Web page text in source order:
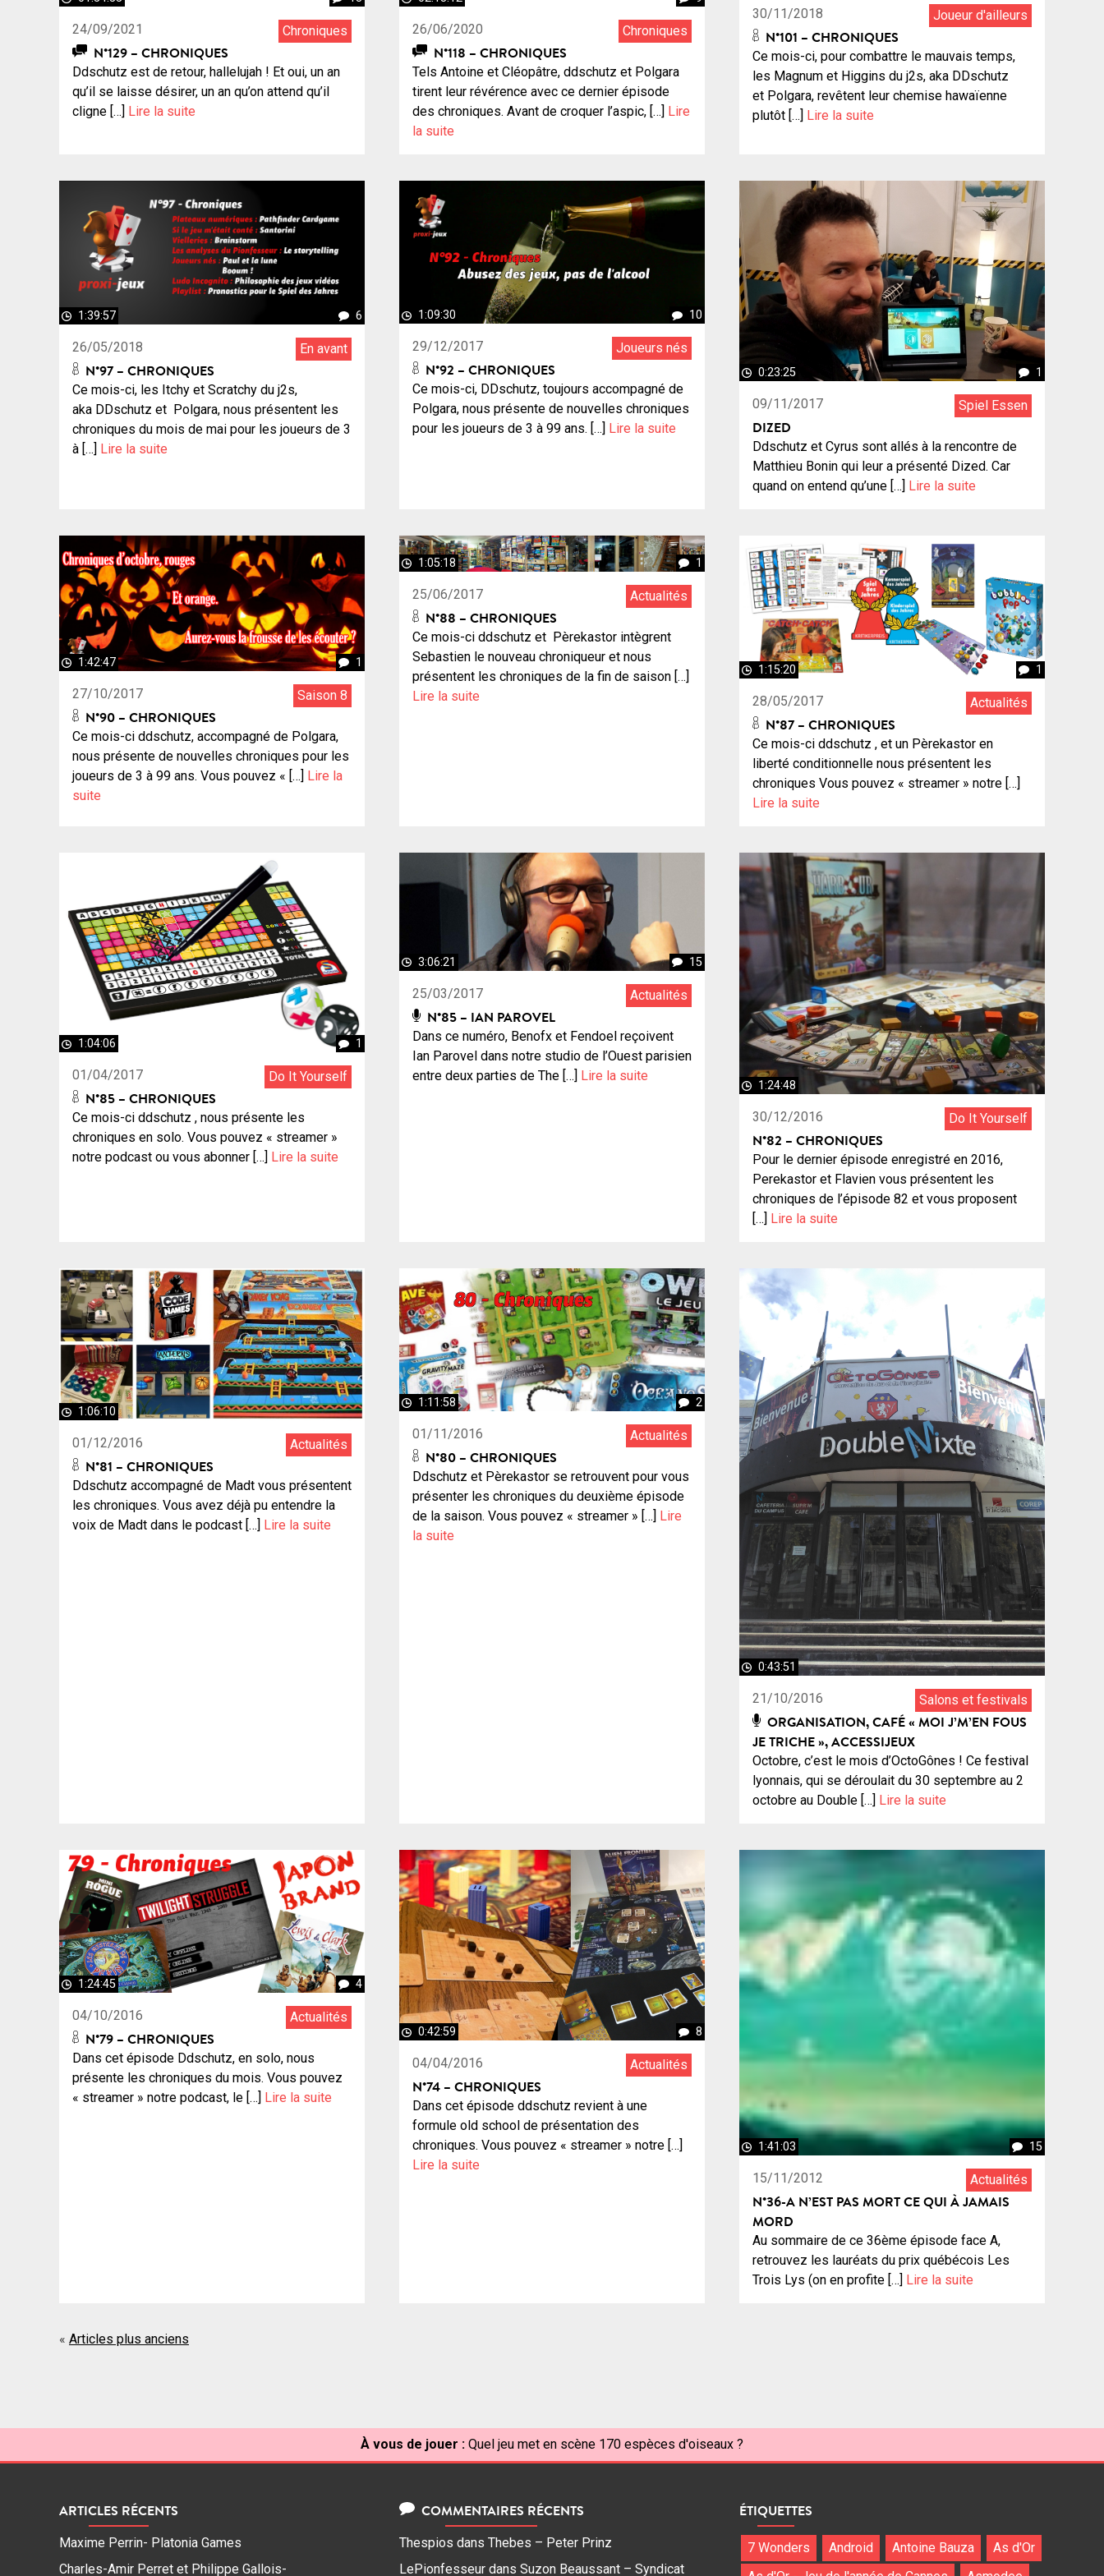
24/09/2021 Chroniques
N°129 – CHRONIQUES
Ddschutz est de retour, hallelujah ! Et oui, un an
qu’il se laisse désirer, un an qu’on attend qu’il
cligne […]
Lire la suite
26/06/2020 Chroniques
N°118 – CHRONIQUES
Tels Antoine et Cléopâtre, ddschutz et Polgara
tirent leur révérence avec ce dernier épisode
des chroniques. Avant de croquer l’aspic, […]
Lire
la suite
30/11/2018 Joueur d'ailleurs
N°101 – CHRONIQUES
Ce mois-ci, pour combattre le mauvais temps,
les Magnum et Higgins du j2s, aka DDschutz
et Polgara, revêtent leur chemise hawaïenne
plutôt […]
Lire la suite
1:39:57 6
26/05/2018 En avant
N°97 – CHRONIQUES
Ce mois-ci, les Itchy et Scratchy du j2s,
aka DDschutz et Polgara, nous présentent les
chroniques du mois de mai pour les joueurs de 3
à […] Lire la suite
1:09:30 10
29/12/2017 Joueurs nés
N°92 – CHRONIQUES
Ce mois-ci, DDschutz, toujours accompagné de
Polgara, nous présente de nouvelles chroniques
pour les joueurs de 3 à 99 ans. […]
Lire la suite
0:23:25 1
09/11/2017 Spiel Essen
DIZED
Ddschutz et Cyrus sont allés à la rencontre de
Matthieu Bonin qui leur a présenté Dized. Car
quand on entend qu’une […] Lire la suite
1:42:47 1
27/10/2017 Saison 8
N°90 – CHRONIQUES
Ce mois-ci ddschutz, accompagné de Polgara,
nous présente de nouvelles chroniques pour les
joueurs de 3 à 99 ans. Vous pouvez « […] Lire la
suite
1:05:18 1
25/06/2017 Actualités
N°88 – CHRONIQUES
Ce mois-ci ddschutz et Pèrekastor intègrent
Sebastien le nouveau chroniqueur et nous
présentent les chroniques de la fin de saison […]
Lire la suite
1:15:20 1
28/05/2017 Actualités
N°87 – CHRONIQUES
Ce mois-ci ddschutz , et un Pèrekastor en
liberté conditionnelle nous présentent les
chroniques Vous pouvez « streamer » notre […]
Lire la suite
1:04:06 1
01/04/2017 Do It Yourself
N°85 – CHRONIQUES
Ce mois-ci ddschutz , nous présente les
chroniques en solo. Vous pouvez « streamer »
notre podcast ou vous abonner […]
Lire la suite
3:06:21 15
25/03/2017 Actualités
N°85 – IAN PAROVEL
Dans ce numéro, Benofx et Fendoel reçoivent
Ian Parovel dans notre studio de l’Ouest parisien
entre deux parties de The […] Lire la suite
1:24:48
30/12/2016 Do It Yourself
N°82 – CHRONIQUES
Pour le dernier épisode enregistré en 2016,
Perekastor et Flavien vous présentent les
chroniques de l’épisode 82 et vous proposent
[…] Lire la suite
1:06:10
01/12/2016 Actualités
N°81 – CHRONIQUES
Ddschutz accompagné de Madt vous présentent
les chroniques. Vous avez déjà pu entendre la
voix de Madt dans le podcast […]
Lire la suite
1:11:58 2
01/11/2016 Actualités
N°80 – CHRONIQUES
Ddschutz et Pèrekastor se retrouvent pour vous
présenter les chroniques du deuxième épisode
de la saison. Vous pouvez « streamer » […] Lire
la suite
0:43:51
21/10/2016 Salons et festivals
ORGANISATION, CAFÉ « MOI J’M’EN FOUS
JE TRICHE », ACCESSIJEUX
Octobre, c’est le mois d’OctoGônes ! Ce festival
lyonnais, qui se déroulait du 30 septembre au 2
octobre au Double […] Lire la suite
1:24:45 4
04/10/2016 Actualités
N°79 – CHRONIQUES
Dans cet épisode Ddschutz, en solo, nous
présente les chroniques du mois. Vous pouvez
« streamer » notre podcast, le […] Lire la suite
0:42:59 8
04/04/2016 Actualités
N°74 – CHRONIQUES
Dans cet épisode ddschutz revient à une
formule old school de présentation des
chroniques. Vous pouvez « streamer » notre […]
Lire la suite
1:41:03 15
15/11/2012 Actualités
N°36-A N’EST PAS MORT CE QUI À JAMAIS
MORD
Au sommaire de ce 36ème épisode face A,
retrouvez les lauréats du prix québécois Les
Trois Lys (on en profite […] Lire la suite
Navigation
Articles plus anciens
À vous de jouer : Quel jeu met en scène 170 espèces d'oiseaux ?
ARTICLES RÉCENTS
Maxime Perrin- Platonia Games
Charles-Amir Perret et Philippe Gallois-
COMMENTAIRES RÉCENTS
Thespios dans Thebes – Peter Prinz
LePionfesseur dans Suzon Beaussant – Syndicat
ÉTIQUETTES
7 Wonders Android Antoine Bauza
As d'Or